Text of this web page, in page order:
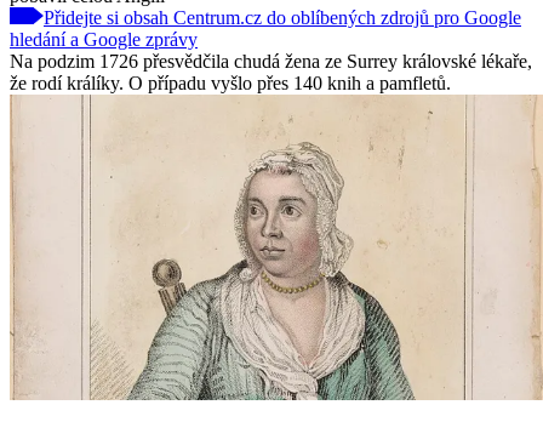
Přidejte si obsah Centrum.cz do oblíbených zdrojů pro Google
hledání a Google zprávy
Na podzim 1726 přesvědčila chudá žena ze Surrey královské lékaře,
že rodí králíky. O případu vyšlo přes 140 knih a pamfletů.